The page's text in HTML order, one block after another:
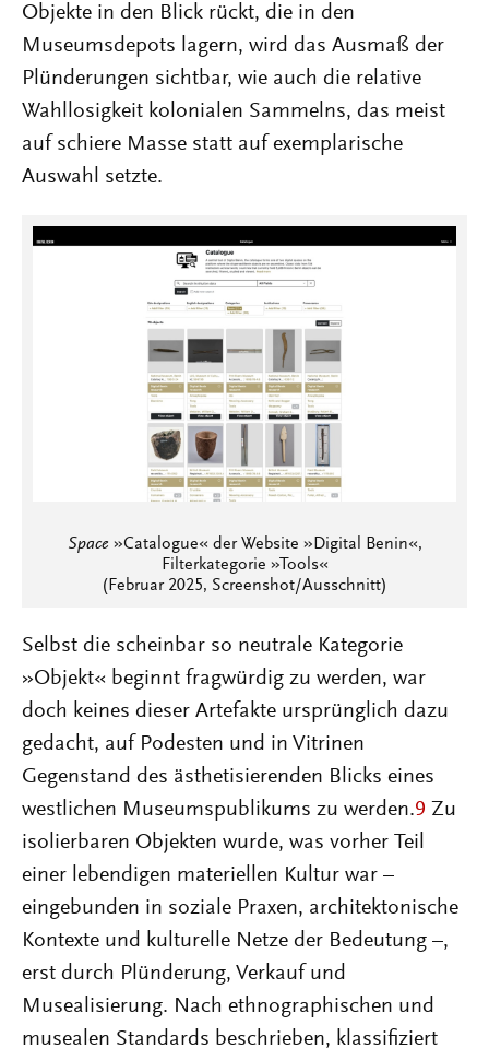
Objekte in den Blick rückt, die in den
Museumsdepots lagern, wird das Ausmaß der
Plünderungen sichtbar, wie auch die relative
Wahllosigkeit kolonialen Sammelns, das meist
auf schiere Masse statt auf exemplarische
Auswahl setzte.
Space »Catalogue« der Website »Digital Benin«,
Filterkategorie »Tools«
(Februar 2025, Screenshot/Ausschnitt)
Selbst die scheinbar so neutrale Kategorie
»Objekt« beginnt fragwürdig zu werden, war
doch keines dieser Artefakte ursprünglich dazu
gedacht, auf Podesten und in Vitrinen
Gegenstand des ästhetisierenden Blicks eines
westlichen Museumspublikums zu werden.9 Zu
isolierbaren Objekten wurde, was vorher Teil
einer lebendigen materiellen Kultur war –
eingebunden in soziale Praxen, architektonische
Kontexte und kulturelle Netze der Bedeutung –,
erst durch Plünderung, Verkauf und
Musealisierung. Nach ethnographischen und
musealen Standards beschrieben, klassifiziert